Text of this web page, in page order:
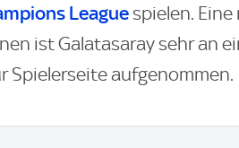
League spielen.
ist Galatasaray sehr an
Spielerseite aufgenommen.